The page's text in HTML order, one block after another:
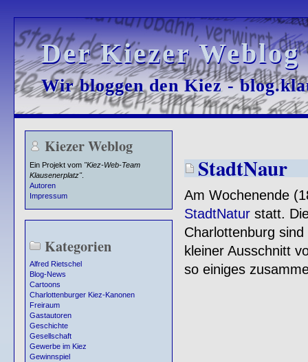
Der Kiezer
Der Kiezer
Wir bloggen den Kiez -
Wir bloggen den Kiez -
Kiezer Weblog
Ein Projekt vom "Kiez-Web-Team
Klausenerplatz".
Autoren
Impressum
Kategorien
Alfred Rietschel
Blog-News
Cartoons
Charlottenburger Kiez-Kanonen
Freiraum
Gastautoren
Geschichte
Gesellschaft
Gewerbe im Kiez
Gewinnspiel
StadtNaur
Am Wochenende
StadtNaturstatt.
Charlottenburg
kleiner Ausschnitt
so einiges